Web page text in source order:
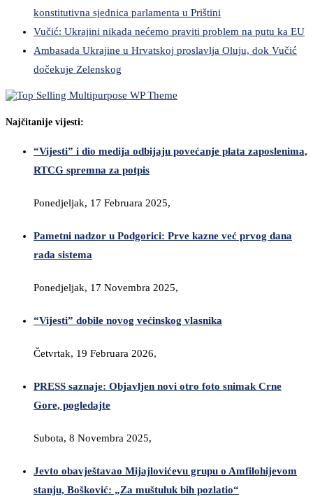
konstitutivna sjednica parlamenta u Prištini
Vučić: Ukrajini nikada nećemo praviti problem na putu ka EU
Ambasada Ukrajine u Hrvatskoj proslavlja Oluju, dok Vučić
dočekuje Zelenskog
Najčitanije vijesti:
“Vijesti” i dio medija odbijaju povećanje plata zaposlenima,
RTCG spremna za potpis
Ponedjeljak, 17 Februara 2025,
Pametni nadzor u Podgorici: Prve kazne već prvog dana
rada sistema
Ponedjeljak, 17 Novembra 2025,
“Vijesti” dobile novog većinskog vlasnika
Četvrtak, 19 Februara 2026,
PRESS saznaje: Objavljen novi otro foto snimak Crne
Gore, pogledajte
Subota, 8 Novembra 2025,
Jevto obavještavao Mijajlovićevu grupu o Amfilohijevom
stanju, Bošković: „Za muštuluk bih pozlatio“